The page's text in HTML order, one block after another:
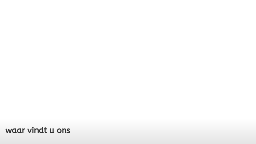
waar vindt u ons